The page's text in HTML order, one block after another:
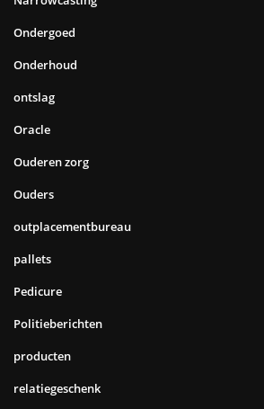
Ondergoed
Onderhoud
ontslag
Oracle
Ouderen zorg
Ouders
outplacementbureau
pallets
Pedicure
Politieberichten
producten
relatiegeschenk